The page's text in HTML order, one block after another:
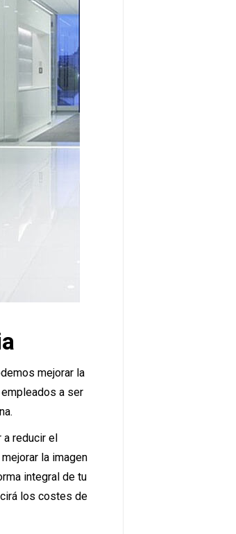
mejorar la
a ser
a reducir el
la imagen
integral de tu
los costes de